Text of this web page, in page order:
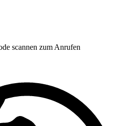
scannen zum Anrufen